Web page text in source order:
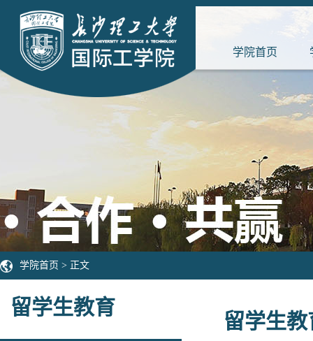
学院首页
学院首页 > 正文
留学生教育
留学生教